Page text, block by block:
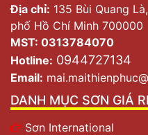
Địa chỉ: 135 Bùi Quang
phố Hồ Chí Minh 700000
MST: 0313784070
Hotline: 0944727134
Email:
DANH MỤC SƠN GIÁ
Sơn International